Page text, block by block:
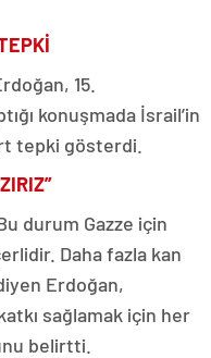
15.
konuşmada İsrail’in
tepki gösterdi.
durum Gazze için
Daha fazla kan
Erdoğan,
sağlamak için her
belirtti.